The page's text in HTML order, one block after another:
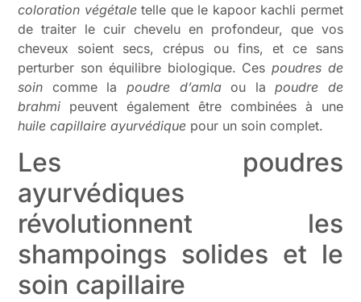
coloration végétaletelle que le kapoor kachli permet
de traiter le cuir chevelu en profondeur, que vos
cheveux soient secs, crépus ou fins, et ce sans
perturber son équilibre biologique. Ces poudres de
soin comme la poudre d’amlaou lapoudre de
brahmi peuvent également être combinées à une
huile capillaire ayurvédique pour un soin complet.
Les poudres
ayurvédiques
révolutionnent les
shampoings solides et le
soin capillaire